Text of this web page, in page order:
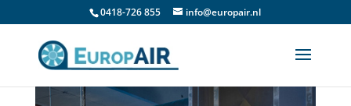
0418-726 855 info@europair.nl